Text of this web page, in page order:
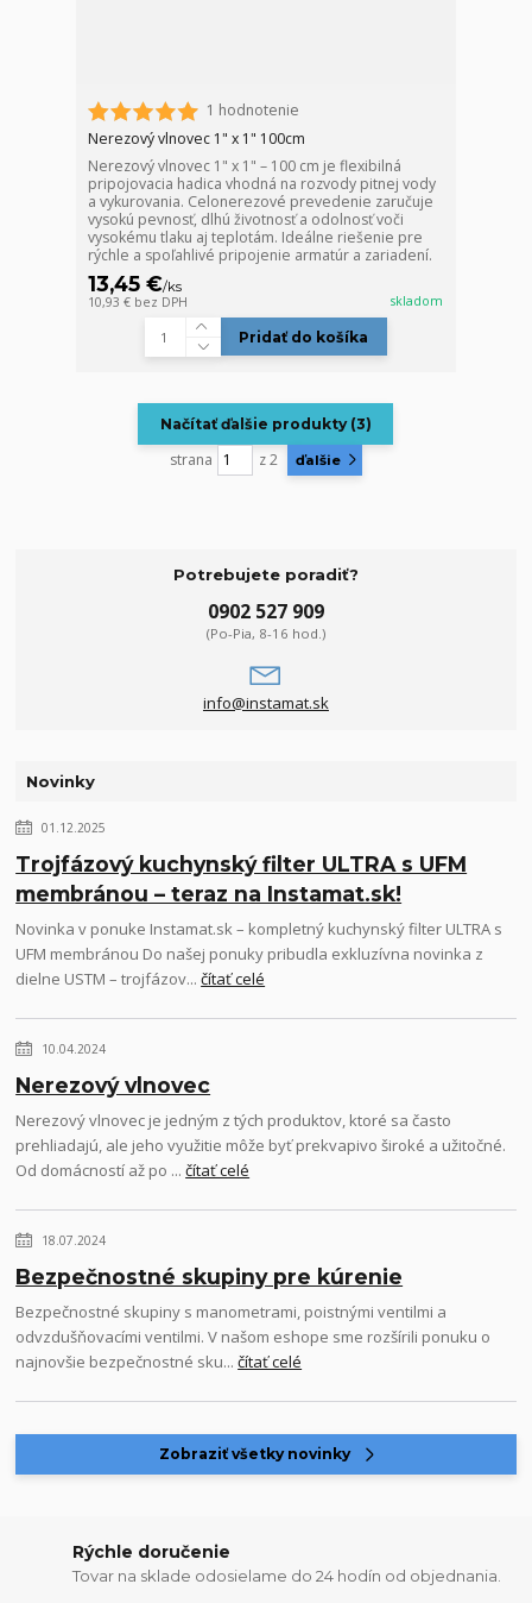
1 hodnotenie
Nerezový vlnovec 1" x 1" 100cm
Nerezový vlnovec 1" x 1" – 100 cm je flexibilná
pripojovacia hadica vhodná na rozvody pitnej vody
a vykurovania. Celonerezové prevedenie zaručuje
vysokú pevnosť, dlhú životnosť a odolnosť voči
vysokému tlaku aj teplotám. Ideálne riešenie pre
rýchle a spoľahlivé pripojenie armatúr a zariadení.
13,45 €/ks
10,93 € bez DPH skladom
Pridať do košíka
Načítať ďalšie produkty (3)
strana z 2 ďalšie
Potrebujete poradiť?
0902 527 909
(Po-Pia, 8-16 hod.)
info@instamat.sk
Novinky
01.12.2025
Trojfázový kuchynský filter ULTRA s UFM
membránou – teraz na Instamat.sk!
Novinka v ponuke Instamat.sk – kompletný kuchynský filter ULTRA s
UFM membránou Do našej ponuky pribudla exkluzívna novinka z
dielne USTM – trojfázov...čítať celé
10.04.2024
Nerezový vlnovec
Nerezový vlnovec je jedným z tých produktov, ktoré sa často
prehliadajú, ale jeho využitie môže byť prekvapivo široké a užitočné.
Od domácností až po ...čítať celé
18.07.2024
Bezpečnostné skupiny pre kúrenie
Bezpečnostné skupiny s manometrami, poistnými ventilmi a
odvzdušňovacími ventilmi. V našom eshope sme rozšírili ponuku o
najnovšie bezpečnostné sku...čítať celé
Zobraziť všetky novinky
Rýchle doručenie
Tovar na sklade odosielame do 24 hodín od objednania.